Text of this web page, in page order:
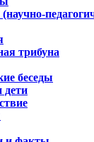
трибуна
беседы
дети